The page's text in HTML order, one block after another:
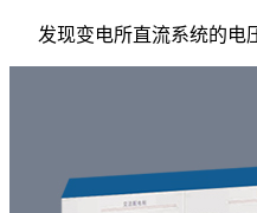
发现变电所直流系统的电